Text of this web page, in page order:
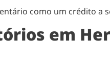
como um crédito a
em